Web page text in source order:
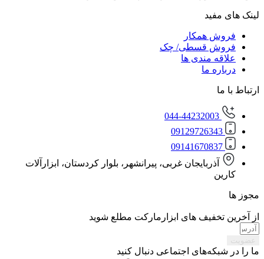
همکار
قسطی/ چک
مندی ها
ما
044-44232003
آذربایجان غربی، پیرانشهر، بلوار کردستان، ابزارآلات
های ابزارمارکت مطلع شوید
اجتماعی دنبال کنید